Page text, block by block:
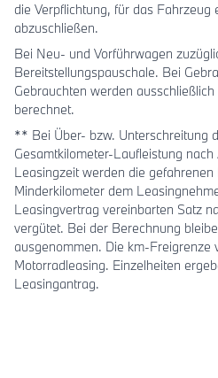
die Verpflichtung, für das Fahrzeug
abzuschließen.
Bei Neu- und Vorführwagen
Bereitstellungspauschale. Bei
Gebrauchten werden
berechnet.
** Bei Über- bzw. Unterschreitung
Gesamtkilometer-Laufleistung
Leasingzeit werden die gefahrenen
Minderkilometer dem
Leasingvertrag vereinbarten Satz
vergütet. Bei der Berechnung
ausgenommen. Die km-Freigrenze
Motorradleasing. Einzelheiten
Leasingantrag.